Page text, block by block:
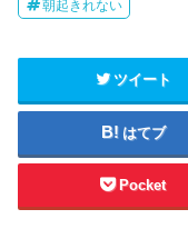
朝起きれない
ツイート
はてブ
Pocket